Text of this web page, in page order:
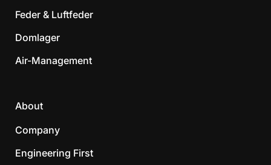
Feder & Luftfeder
Domlager
Air-Management
About
Company
Engineering First